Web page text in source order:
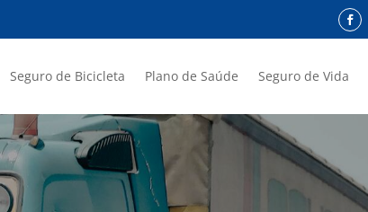
Seguro de Bicicleta Plano de Saúde Seguro de Vida